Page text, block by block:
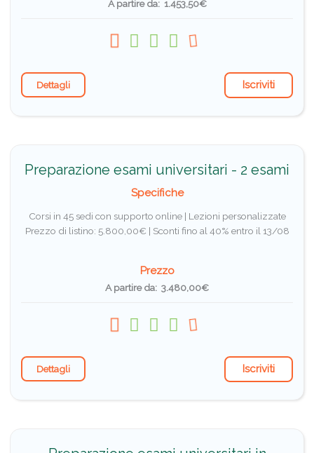
A partire da: 1.453,50€
Dettagli Iscriviti
Preparazione esami universitari - 2 esami
Specifiche
Corsi in 45 sedi con supporto online | Lezioni personalizzate
Prezzo di listino: 5.800,00€ | Sconti fino al 40% entro il 13/08
Prezzo
A partire da: 3.480,00€
Dettagli Iscriviti